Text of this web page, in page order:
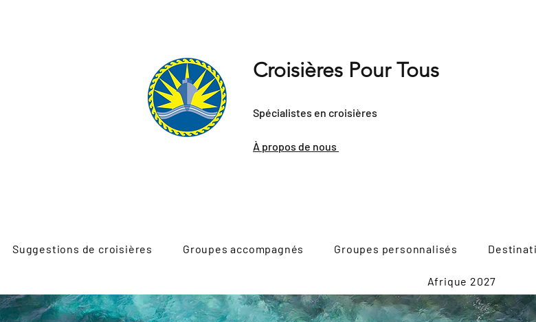
Croisières Pour Tous
Spécialistes en croisières
À propos de nous
Suggestions de croisières Groupes accompagnés Groupes personnalisés
Afrique 2027